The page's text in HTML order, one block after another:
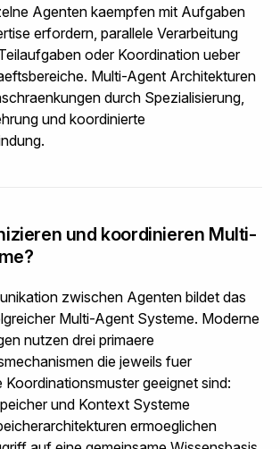
Agenten kaempfen mit Aufgaben
erfordern, parallele Verarbeitung
oder Koordination ueber
Multi-Agent Architekturen
durch Spezialisierung,
und koordinierte
und koordinieren Multi-
zwischen Agenten bildet das
Multi-Agent Systeme. Moderne
nutzen drei primaere
die jeweils fuer
Koordinationsmuster geeignet sind:
und Kontext Systeme
ermoeglichen